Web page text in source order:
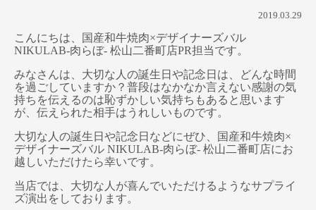
2019.03.29
こんにちは、国産和牛焼肉×デザイナーズバル
NIKULAB-肉らぼ- 松山二番町店PR担当です。
みなさんは、大切な人の誕生日や記念日は、どんな時間
を過ごしていますか？普段はなかなか言えない感謝の気
持ちを伝えるのは恥ずかしい気持ちもあると思います
が、伝えられた相手はうれしいものです。
大切な人の誕生日や記念日などにぜひ、国産和牛焼肉×
デザイナーズバル NIKULAB-肉らぼ- 松山二番町店にお
越しいただけたら幸いです。
当店では、大切な人が喜んでいただけるようなサプライ
ズ演出をしております。